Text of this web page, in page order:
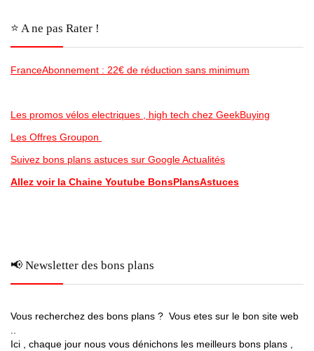
⭐️ A ne pas Rater !
FranceAbonnement : 22€ de réduction sans minimum
Les promos vélos electriques , high tech chez GeekBuying
Les Offres Groupon
Suivez bons plans astuces sur Google Actualités
Allez voir la Chaine Youtube BonsPlansAstuces
📢 Newsletter des bons plans
Vous recherchez des bons plans ? Vous etes sur le bon site web
Ici , chaque jour nous vous dénichons les meilleurs bons plans ,